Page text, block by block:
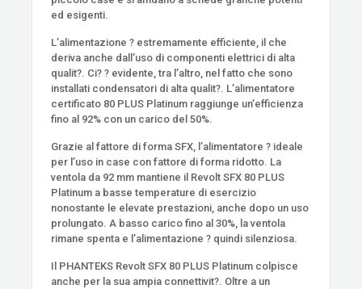
ed esigenti.
L’alimentazione ? estremamente efficiente, il che
deriva anche dall’uso di componenti elettrici di alta
qualit?. Ci? ? evidente, tra l’altro, nel fatto che sono
installati condensatori di alta qualit?. L’alimentatore
certificato 80 PLUS Platinum raggiunge un’efficienza
fino al 92% con un carico del 50%.
Grazie al fattore di forma SFX, l’alimentatore ? ideale
per l’uso in case con fattore di forma ridotto. La
ventola da 92 mm mantiene il Revolt SFX 80 PLUS
Platinum a basse temperature di esercizio
nonostante le elevate prestazioni, anche dopo un uso
prolungato. A basso carico fino al 30%, la ventola
rimane spenta e l’alimentazione ? quindi silenziosa.
Il PHANTEKS Revolt SFX 80 PLUS Platinum colpisce
anche per la sua ampia connettivit?. Oltre a un